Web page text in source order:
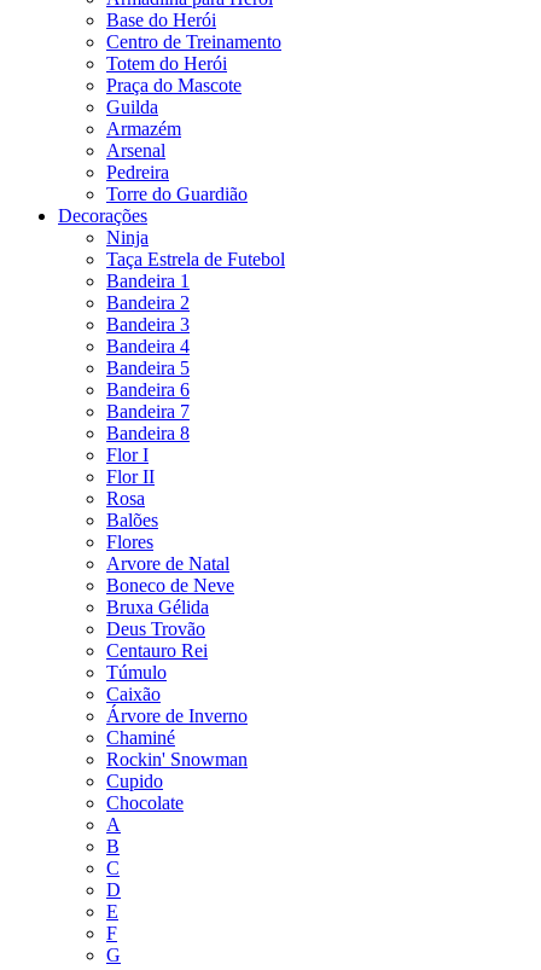
Base do Herói
Centro de Treinamento
Totem do Herói
Praça do Mascote
Guilda
Armazém
Arsenal
Pedreira
Torre do Guardião
Decorações
Ninja
Taça Estrela de Futebol
Bandeira 1
Bandeira 2
Bandeira 3
Bandeira 4
Bandeira 5
Bandeira 6
Bandeira 7
Bandeira 8
Flor I
Flor II
Rosa
Balões
Flores
Arvore de Natal
Boneco de Neve
Bruxa Gélida
Deus Trovão
Centauro Rei
Túmulo
Caixão
Árvore de Inverno
Chaminé
Rockin' Snowman
Cupido
Chocolate
A
B
C
D
E
F
G